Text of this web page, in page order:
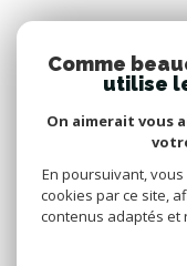
Comme
utilise
On aimerait vous
En poursuivant,
cookies par ce site,
contenus adaptés et